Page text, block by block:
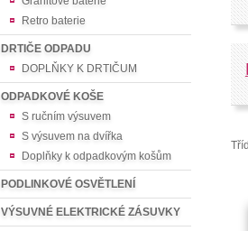
Retro baterie
DRTIČE ODPADU
DOPLŇKY K DRTIČUM
ODPADKOVÉ KOŠE
S ručním výsuvem
S výsuvem na dvířka
Doplňky k odpadkovým košům
PODLINKOVÉ OSVĚTLENÍ
VÝSUVNÉ ELEKTRICKÉ ZÁSUVKY